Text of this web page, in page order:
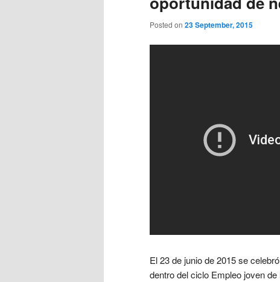
Posted on 23 September, 2015
El 23 de junio de 2015 se
dentro del ciclo Empleo joven